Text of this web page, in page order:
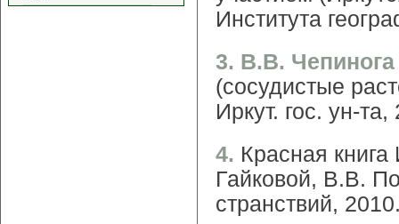
Института
3. В.В.
(сосудистые
Иркут. гос. ун-
4. Красная
Гайковой, В.В.
странствий,